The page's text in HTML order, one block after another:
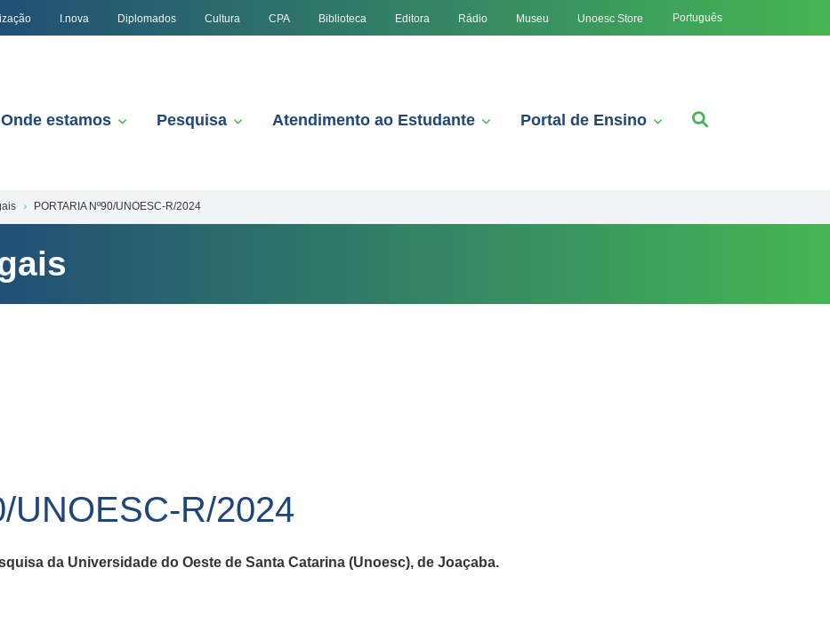
I.nova Diplomados Cultura CPA Biblioteca Editora Rádio Museu Unoesc Store Português
Onde estamos Pesquisa Atendimento ao Estudante Portal de Ensino
PORTARIA Nº90/UNOESC-R/2024
UNOESC-R/2024
da Universidade do Oeste de Santa Catarina (Unoesc), de Joaçaba.